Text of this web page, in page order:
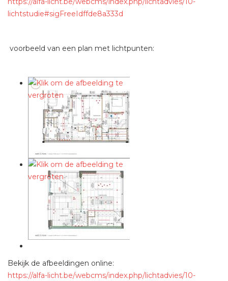
lichtstudie#sigFreeIdffde8a333d
voorbeeld van een plan met lichtpunten:
Bekijk de afbeeldingen online:
https://alfa-licht.be/webcms/index.php/lichtadvies/10-